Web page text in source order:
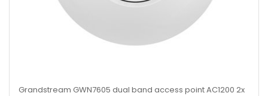
Grandstream GWN7605 dual band access point AC1200 2x